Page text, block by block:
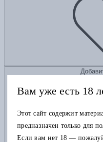
Вам уже есть 18
Этот сайт содержит
предназначен только для
Если вам нет 18 —